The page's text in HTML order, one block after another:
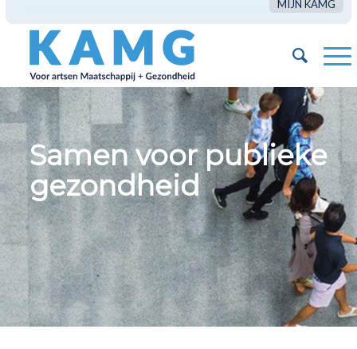
MIJN KAMG
Samen voor publieke
gezondheid